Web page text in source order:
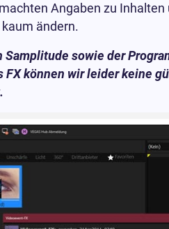
Angaben zu
ändern.
sowie der
FX können wir leider keine